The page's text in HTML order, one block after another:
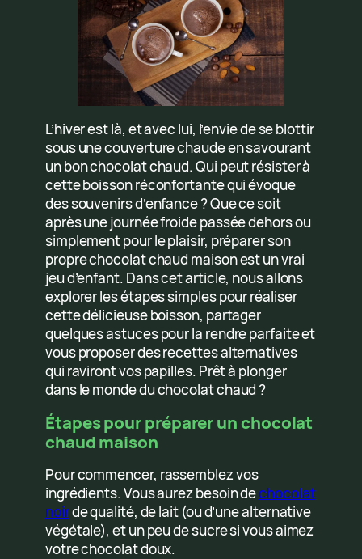
L’hiver est là, et avec lui, l’envie de se blottir
sous une couverture chaude en savourant
un bon chocolat chaud. Qui peut résister à
cette boisson réconfortante qui évoque
des souvenirs d’enfance ? Que ce soit
après une journée froide passée dehors ou
simplement pour le plaisir, préparer son
propre chocolat chaud maison est un vrai
jeu d’enfant. Dans cet article, nous allons
explorer les étapes simples pour réaliser
cette délicieuse boisson, partager
quelques astuces pour la rendre parfaite et
vous proposer des recettes alternatives
qui raviront vos papilles. Prêt à plonger
dans le monde du chocolat chaud ?
Étapes pour préparer un chocolat
chaud maison
Pour commencer, rassemblez vos
ingrédients. Vous aurez besoin dechocolat
noirde qualité, de lait (ou d’une alternative
végétale), et un peu de sucre si vous aimez
votre chocolat doux.